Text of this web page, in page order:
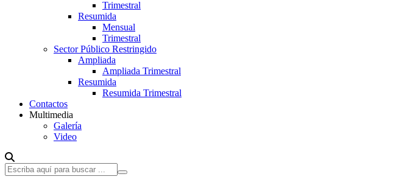
Trimestral
Resumida
Mensual
Trimestral
Sector Público Restringido
Ampliada
Ampliada Trimestral
Resumida
Resumida Trimestral
Contactos
Multimedia
Galería
Video